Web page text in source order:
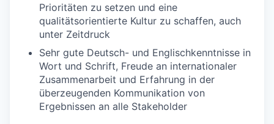
Prioritäten zu setzen und eine
qualitätsorientierte Kultur zu schaffen, auch
unter Zeitdruck
Sehr gute Deutsch- und Englischkenntnisse in
Wort und Schrift, Freude an internationaler
Zusammenarbeit und Erfahrung in der
überzeugenden Kommunikation von
Ergebnissen an alle Stakeholder